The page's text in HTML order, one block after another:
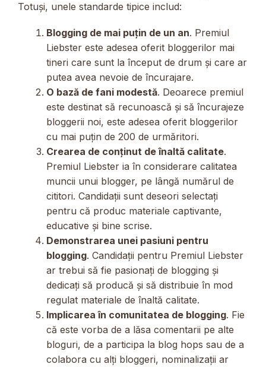
Totuși, unele standarde tipice includ:
Blogging de mai puțin de un an. Premiul
Liebster este adesea oferit bloggerilor mai
tineri care sunt la început de drum și care ar
putea avea nevoie de încurajare.
O bază de fani modestă. Deoarece premiul
este destinat să recunoască și să încurajeze
bloggerii noi, este adesea oferit bloggerilor
cu mai puțin de 200 de urmăritori.
Crearea de conținut de înaltă calitate.
Premiul Liebster ia în considerare calitatea
muncii unui blogger, pe lângă numărul de
cititori. Candidații sunt deseori selectați
pentru că produc materiale captivante,
educative și bine scrise.
Demonstrarea unei pasiuni pentru
blogging. Candidații pentru Premiul Liebster
ar trebui să fie pasionați de blogging și
dedicați să producă și să distribuie în mod
regulat materiale de înaltă calitate.
Implicarea în comunitatea de blogging. Fie
că este vorba de a lăsa comentarii pe alte
bloguri, de a participa la blog hops sau de a
colabora cu alți bloggeri, nominalizații ar